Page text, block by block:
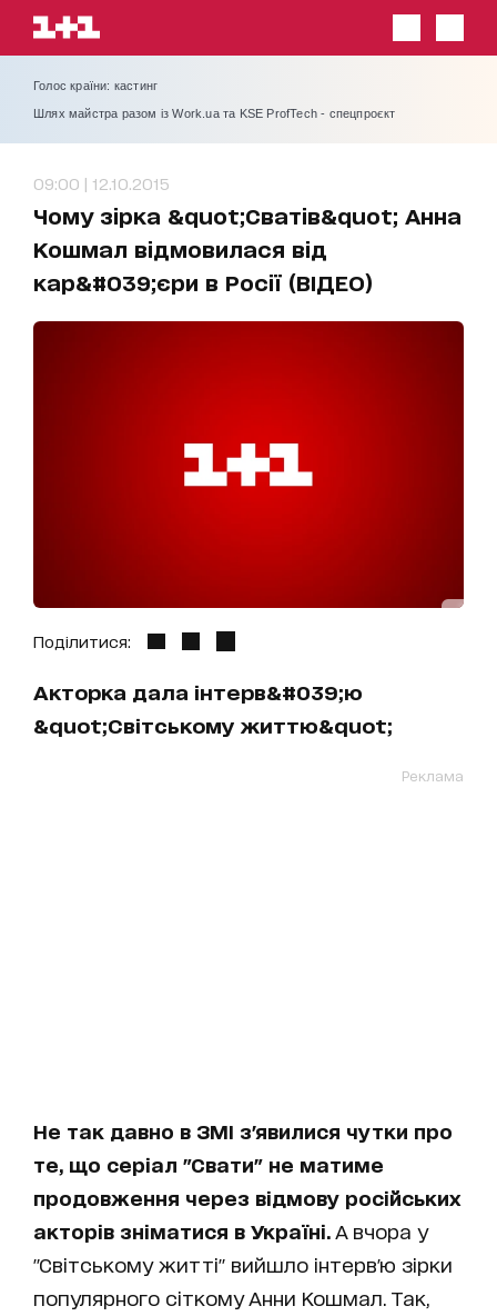
Голос країни: кастинг
Шлях майстра разом із Work.ua та KSE ProfTech - спецпроєкт
09:00 | 12.10.2015
Чому зірка &quot;Сватів&quot; Анна
Кошмал відмовилася від
кар&#039;єри в Росії (ВІДЕО)
Поділитися:
Акторка дала інтерв&#039;ю
&quot;Світському життю&quot;
Реклама
Не так давно в ЗМІ з'явилися чутки про
те, що серіал "Свати" не матиме
продовження через відмову російських
акторів зніматися в Україні. А вчора у
"Світському житті" вийшло інтерв'ю зірки
популярного сіткому Анни Кошмал. Так,